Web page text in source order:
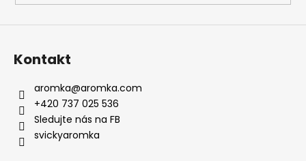
Kontakt
aromka@aromka.com
+420 737 025 536
Sledujte nás na FB
svickyaromka